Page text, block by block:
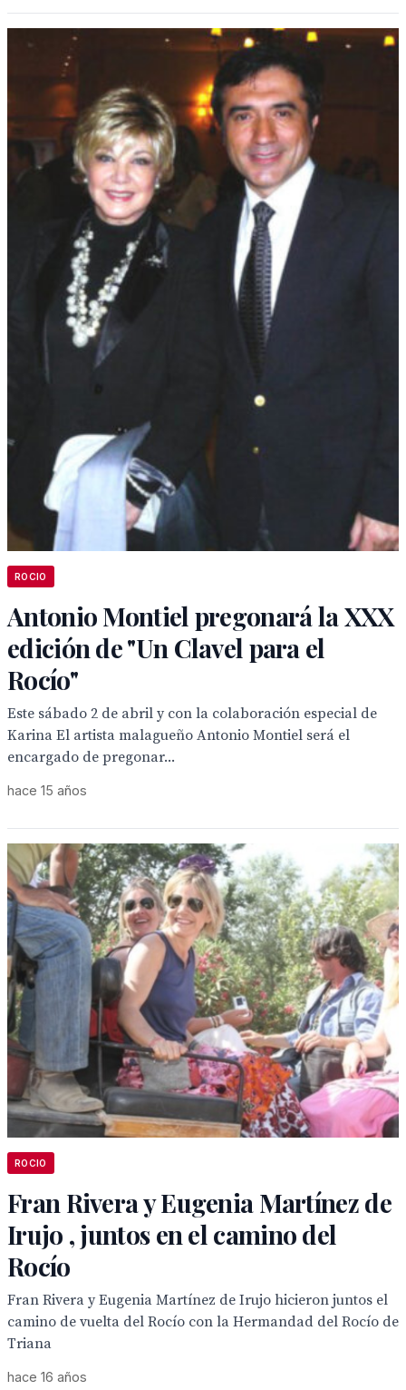
ROCIO
Antonio Montiel pregonará la XXX
edición de "Un Clavel para el
Rocío"
Este sábado 2 de abril y con la colaboración especial de
Karina El artista malagueño Antonio Montiel será el
encargado de pregonar...
hace 15 años
ROCIO
Fran Rivera y Eugenia Martínez de
Irujo , juntos en el camino del
Rocío
Fran Rivera y Eugenia Martínez de Irujo hicieron juntos el
camino de vuelta del Rocío con la Hermandad del Rocío de
Triana
hace 16 años